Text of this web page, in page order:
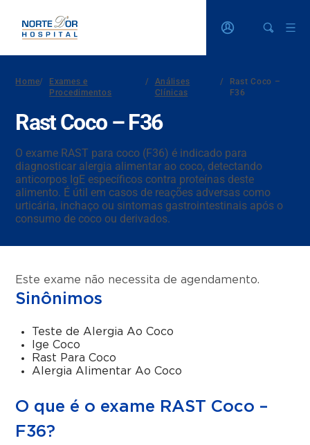
Home/
Exames e
Procedimentos
/
Análises
Clínicas
/
Rast Coco –
F36
Rast Coco – F36
O exame RAST para coco (F36) é indicado para
diagnosticar alergia alimentar ao coco, detectando
anticorpos IgE específicos contra proteínas deste
alimento. É útil em casos de reações adversas como
urticária, inchaço ou sintomas gastrointestinais após o
consumo de coco ou derivados.
Este exame não necessita de agendamento.
Sinônimos
Teste de Alergia Ao Coco
Ige Coco
Rast Para Coco
Alergia Alimentar Ao Coco
O que é o exame RAST Coco –
F36?